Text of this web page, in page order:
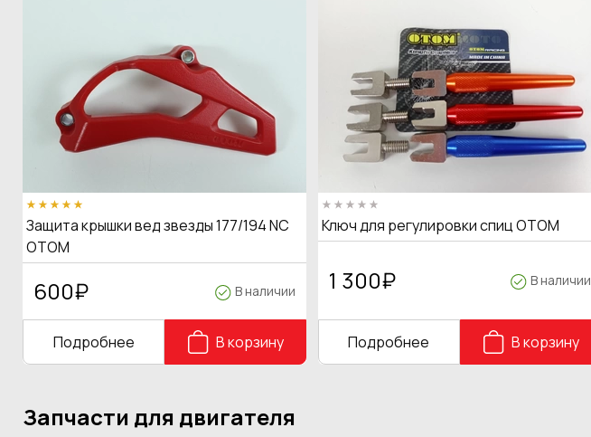
Защита крышки вед звезды 177/194 NC
OTOM
600₽ В наличии
Подробнее В корзину
Ключ для регулировки спиц OTOM
1 300₽ В наличии
Подробнее В корзину
Запчасти для двигателя